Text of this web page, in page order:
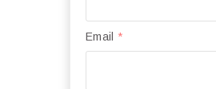
Email *